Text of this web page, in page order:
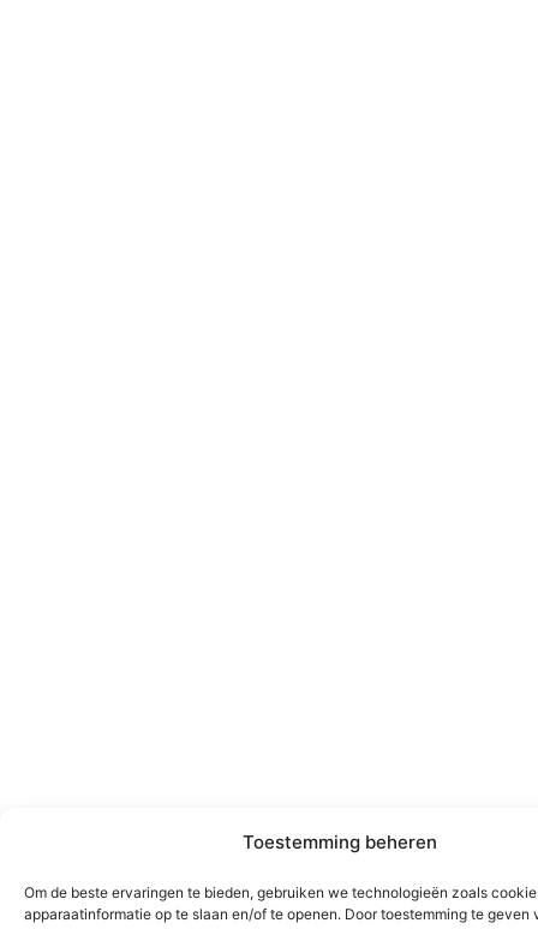
Toestemming beheren
Om de beste ervaringen te bieden, gebruiken we technologieën zoals
apparaatinformatie op te slaan en/of te openen. Door toestemming te geven